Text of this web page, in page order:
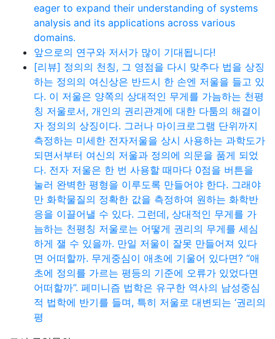
eager to expand their understanding of systems
analysis and its applications across various
domains.
앞으로의 연구와 저서가 많이 기대됩니다!
[리뷰] 정의의 천칭, 그 영점을 다시 맞추다 법을 상징
하는 정의의 여신상은 반드시 한 손엔 저울을 들고 있
다. 이 저울은 양쪽의 상대적인 무게를 가늠하는 천평
칭 저울로서, 개인의 권리관계에 대한 다툼의 해결이
자 정의의 상징이다. 그러나 마이크로그램 단위까지
측정하는 미세한 전자저울을 상시 사용하는 과학도가
되면서부터 여신의 저울과 정의에 의문을 품게 되었
다. 전자 저울은 한 번 사용할 때마다 0점을 버튼을
눌러 완벽한 평형을 이루도록 만들어야 한다. 그래야
만 화학물질의 정확한 값을 측정하여 원하는 화학반
응을 이끌어낼 수 있다. 그런데, 상대적인 무게를 가
늠하는 천평칭 저울로는 어떻게 권리의 무게를 세심
하게 잴 수 있을까. 만일 저울이 잘못 만들어져 있다
면 어떠할까. 무게중심이 애초에 기울어 있다면? “애
초에 정의를 가르는 평등의 기준에 오류가 있었다면
어떠할까”. 페미니즘 법학은 유구한 역사의 남성중심
적 법학에 반기를 들며, 특히 저울로 대변되는 ‘권리의
평